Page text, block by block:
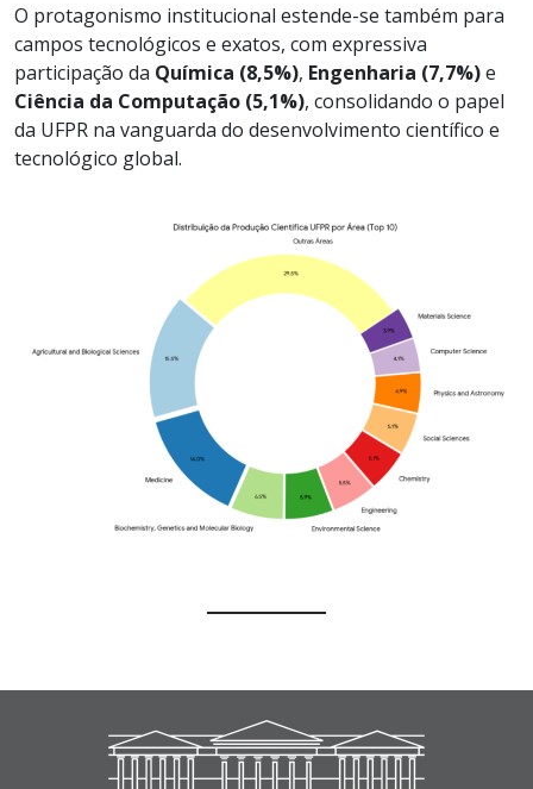
O protagonismo institucional estende-se também para
campos tecnológicos e exatos, com expressiva
participação da Química (8,5%), Engenharia (7,7%)e
Ciência da Computação (5,1%), consolidando o papel
da UFPR na vanguarda do desenvolvimento científico e
tecnológico global.